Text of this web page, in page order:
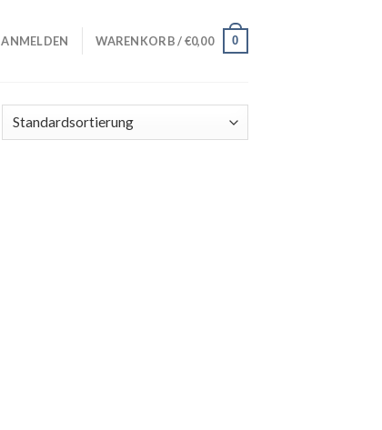
ANMELDEN WARENKORB /€0,00 0